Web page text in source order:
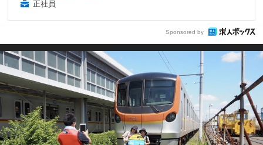
正社員
Sponsored by